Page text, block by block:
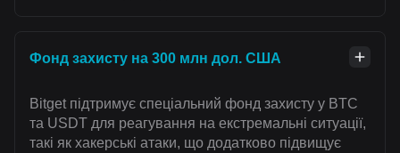
Фонд захисту на 300 млн дол. США
Bitget підтримує спеціальний фонд захисту у BTC
та USDT для реагування на екстремальні ситуації,
такі як хакерські атаки, що додатково підвищує